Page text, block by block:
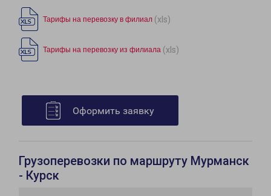
Тарифы на перевозку в филиал (xls)
Тарифы на перевозку из филиала (xls)
Оформить заявку
Грузоперевозки по маршруту Мурманск
- Курск